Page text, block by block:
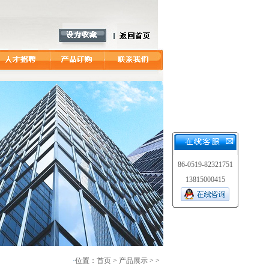
·位置： 首页 > 产品展示 > >
86-0519-82321751
13815000415